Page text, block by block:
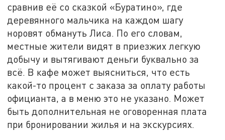
сравнив её со сказкой «Буратино», где
деревянного мальчика на каждом шагу
норовят обмануть Лиса. По его словам,
местные жители видят в приезжих легкую
добычу и вытягивают деньги буквально за
всё. В кафе может выясниться, что есть
какой-то процент с заказа за оплату работы
официанта, а в меню это не указано. Может
быть дополнительная не оговоренная плата
при бронировании жилья и на экскурсиях.